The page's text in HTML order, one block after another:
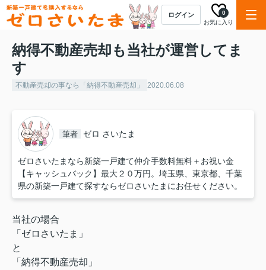
ログイン
お気に入り
0
納得不動産売却も当社が運営してま
す
不動産売却の事なら「納得不動産売却」 2020.06.08
筆者 ゼロ さいたま
ゼロさいたまなら新築一戸建て仲介手数料無料＋お祝い金
【キャッシュバック】最大２０万円。埼玉県、東京都、千葉
県の新築一戸建て探すならゼロさいたまにお任せください。
当社の場合
「ゼロさいたま」
と
「納得不動産売却」